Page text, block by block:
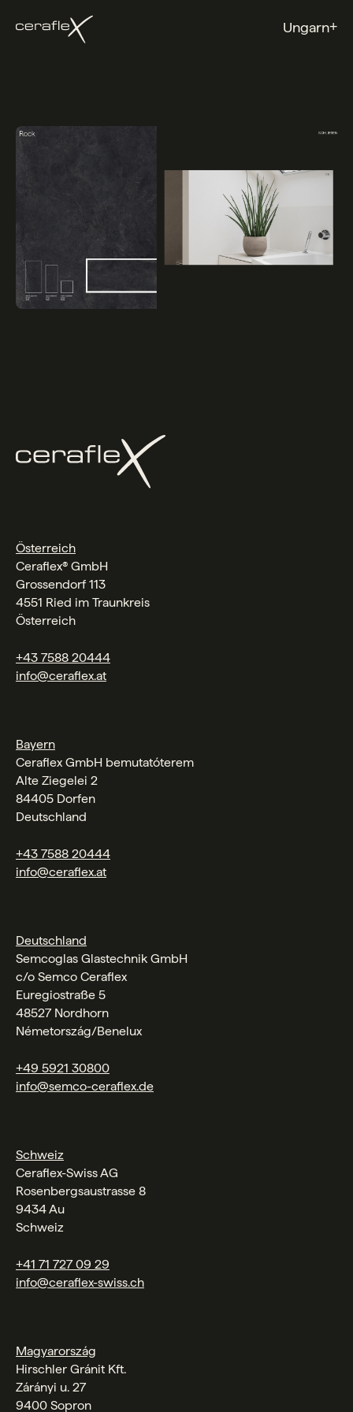
Ungarn+
Österreich
Ceraflex® GmbH
Grossendorf 113
4551 Ried im Traunkreis
Österreich
+43 7588 20444
info@ceraflex.at
Bayern
Ceraflex GmbH bemutatóterem
Alte Ziegelei 2
84405 Dorfen
Deutschland
+43 7588 20444
info@ceraflex.at
Deutschland
Semcoglas Glastechnik GmbH
c/o Semco Ceraflex
Euregiostraße 5
48527 Nordhorn
Németország/Benelux
+49 5921 30800
info@semco-ceraflex.de
Schweiz
Ceraflex-Swiss AG
Rosenbergsaustrasse 8
9434 Au
Schweiz
+41 71 727 09 29
info@ceraflex-swiss.ch
Magyarország
Hirschler Gránit Kft.
Zárányi u. 27
9400 Sopron